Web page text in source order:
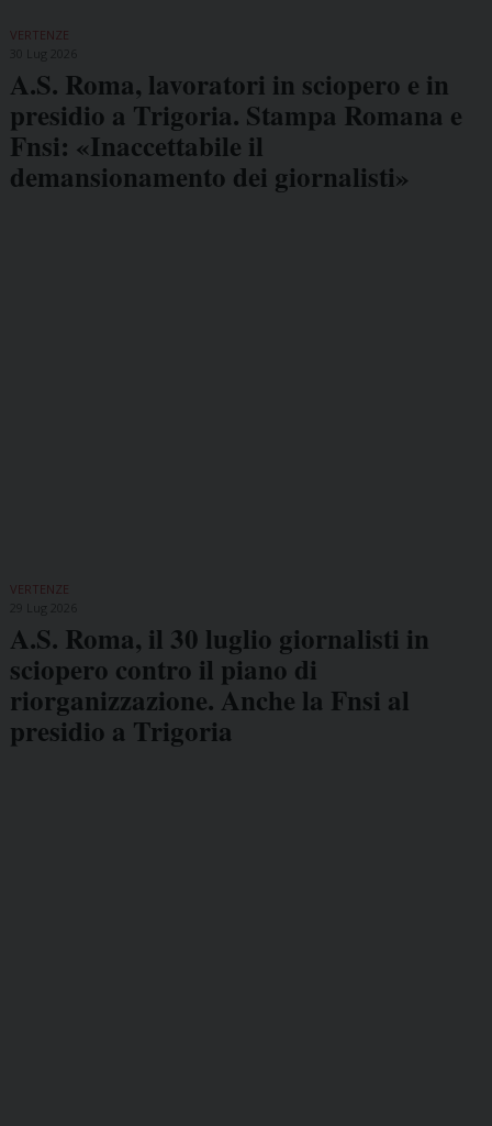
VERTENZE
A.S. Roma, lavoratori in sciopero e in
presidio a Trigoria. Stampa Romana e
Fnsi: «Inaccettabile il
demansionamento dei giornalisti»
VERTENZE
A.S. Roma, il 30 luglio giornalisti in
sciopero contro il piano di
riorganizzazione. Anche la Fnsi al
presidio a Trigoria